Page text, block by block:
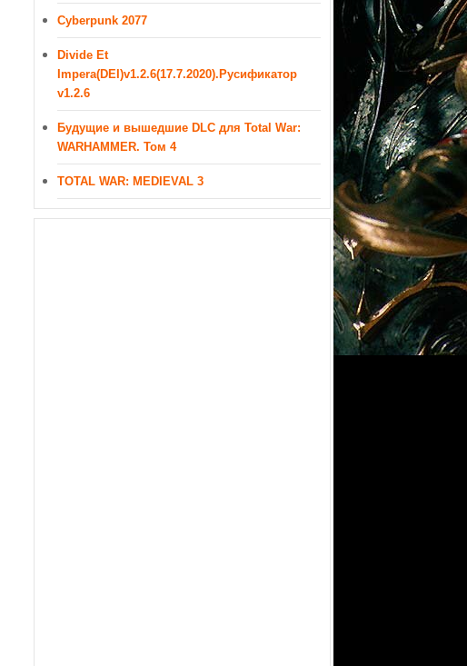
Cyberpunk 2077
Divide Et
Impera(DEI)v1.2.6(17.7.2020).Русификатор
v1.2.6
Будущие и вышедшие DLC для Total War:
WARHAMMER. Том 4
TOTAL WAR: MEDIEVAL 3